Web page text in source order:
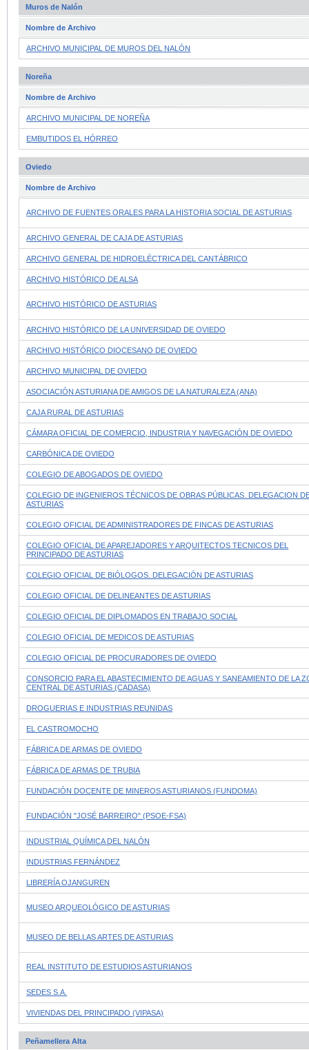
Muros de Nalón
Nombre de Archivo
ARCHIVO MUNICIPAL DE MUROS DEL NALÓN
Noreña
Nombre de Archivo
ARCHIVO MUNICIPAL DE NOREÑA
EMBUTIDOS EL HÓRREO
Oviedo
Nombre de Archivo
ARCHIVO DE FUENTES ORALES PARA LA HISTORIA SOCIAL DE ASTURIAS
ARCHIVO GENERAL DE CAJA DE ASTURIAS
ARCHIVO GENERAL DE HIDROELÉCTRICA DEL CANTÁBRICO
ARCHIVO HISTÓRICO DE ALSA
ARCHIVO HISTÓRICO DE ASTURIAS
ARCHIVO HISTÓRICO DE LA UNIVERSIDAD DE OVIEDO
ARCHIVO HISTÓRICO DIOCESANO DE OVIEDO
ARCHIVO MUNICIPAL DE OVIEDO
ASOCIACIÓN ASTURIANA DE AMIGOS DE LA NATURALEZA (ANA)
CAJA RURAL DE ASTURIAS
CÁMARA OFICIAL DE COMERCIO, INDUSTRIA Y NAVEGACIÓN DE OVIEDO
CARBÓNICA DE OVIEDO
COLEGIO DE ABOGADOS DE OVIEDO
COLEGIO DE INGENIEROS TÉCNICOS DE OBRAS PÚBLICAS. DELEGACION
ASTURIAS
COLEGIO OFICIAL DE ADMINISTRADORES DE FINCAS DE ASTURIAS
COLEGIO OFICIAL DE APAREJADORES Y ARQUITECTOS TECNICOS DEL
PRINCIPADO DE ASTURIAS
COLEGIO OFICIAL DE BIÓLOGOS. DELEGACIÓN DE ASTURIAS
COLEGIO OFICIAL DE DELINEANTES DE ASTURIAS
COLEGIO OFICIAL DE DIPLOMADOS EN TRABAJO SOCIAL
COLEGIO OFICIAL DE MEDICOS DE ASTURIAS
COLEGIO OFICIAL DE PROCURADORES DE OVIEDO
CONSORCIO PARA EL ABASTECIMIENTO DE AGUAS Y SANEAMIENTO DE LA
CENTRAL DE ASTURIAS (CADASA)
DROGUERIAS E INDUSTRIAS REUNIDAS
EL CASTROMOCHO
FÁBRICA DE ARMAS DE OVIEDO
FÁBRICA DE ARMAS DE TRUBIA
FUNDACIÓN DOCENTE DE MINEROS ASTURIANOS (FUNDOMA)
FUNDACIÓN "JOSÉ BARREIRO" (PSOE-FSA)
INDUSTRIAL QUÍMICA DEL NALÓN
INDUSTRIAS FERNÁNDEZ
LIBRERÍA OJANGUREN
MUSEO ARQUEOLÓGICO DE ASTURIAS
MUSEO DE BELLAS ARTES DE ASTURIAS
REAL INSTITUTO DE ESTUDIOS ASTURIANOS
SEDES S.A.
VIVIENDAS DEL PRINCIPADO (VIPASA)
Peñamellera Alta